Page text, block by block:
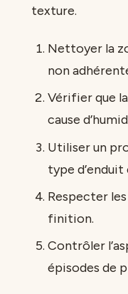
texture.
Nettoyer la
non
Vérifier que
cause
Utiliser un
type
Respecter
finition.
Contrôler
épisodes de